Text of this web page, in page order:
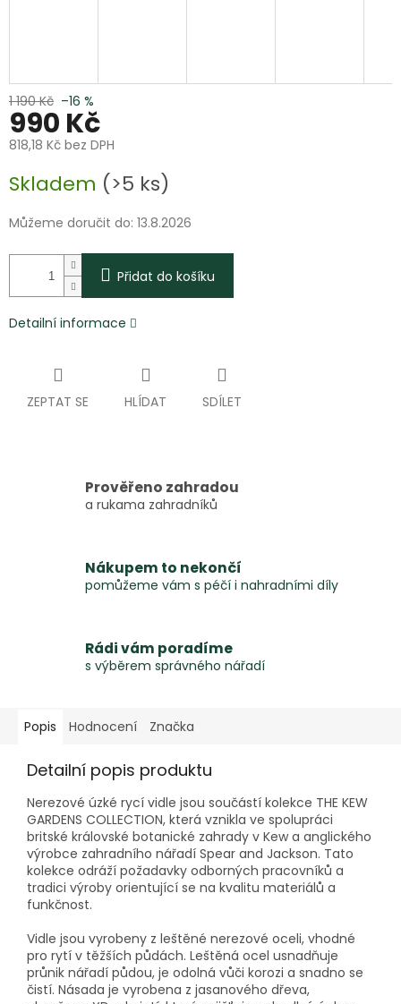
1 190 Kč –16 %
990 Kč
818,18 Kč bez DPH
cena:
Skladem (>5 ks)
Můžeme doručit do: 13.8.2026
Přidat do košíku
Detailní informace
ZEPTAT SE HLÍDAT SDÍLET
Prověřeno zahradou
a rukama zahradníků
Nákupem to nekončí
pomůžeme vám s péčí i nahradními díly
Rádi vám poradíme
s výběrem správného nářadí
Popis Hodnocení Značka
Detailní popis produktu
Nerezové úzké rycí vidle jsou součástí kolekce THE KEW
GARDENS COLLECTION, která vznikla ve spolupráci
britské královské botanické zahrady v Kew a anglického
výrobce zahradního nářadí Spear and Jackson. Tato
kolekce odráží požadavky odborných pracovníků a
tradici výroby orientující se na kvalitu materiálů a
funkčnost.
Vidle jsou vyrobeny z leštěné nerezové oceli, vhodné
pro rytí v těžších půdách. Leštěná ocel usnadňuje
průnik nářadí půdou, je odolná vůči korozi a snadno se
čistí. Násada je vyrobena z jasanového dřeva,